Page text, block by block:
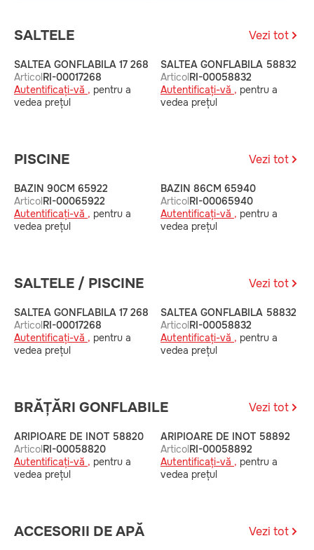
SALTELE Vezi tot
SALTEA GONFLABILA 17 268
ArticolRI-00017268
Autentificați-vă , pentru a
vedea prețul
SALTEA GONFLABILA 58832
ArticolRI-00058832
Autentificați-vă , pentru a
vedea prețul
PISCINE Vezi tot
BAZIN 90CM 65922
ArticolRI-00065922
Autentificați-vă , pentru a
vedea prețul
BAZIN 86CM 65940
ArticolRI-00065940
Autentificați-vă , pentru a
vedea prețul
SALTELE / PISCINE Vezi tot
SALTEA GONFLABILA 17 268
ArticolRI-00017268
Autentificați-vă , pentru a
vedea prețul
SALTEA GONFLABILA 58832
ArticolRI-00058832
Autentificați-vă , pentru a
vedea prețul
BRĂȚĂRI GONFLABILE Vezi tot
ARIPIOARE DE INOT 58820
ArticolRI-00058820
Autentificați-vă , pentru a
vedea prețul
ARIPIOARE DE INOT 58892
ArticolRI-00058892
Autentificați-vă , pentru a
vedea prețul
ACCESORII DE APĂ Vezi tot